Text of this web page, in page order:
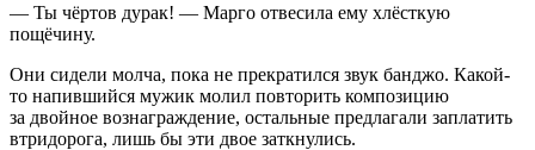
— Ты чёртов дурак! — Марго отвесила ему хлёсткую
пощёчину.
Они сидели молча, пока не прекратился звук банджо. Какой-
то напившийся мужик молил повторить композицию
за двойное вознаграждение, остальные предлагали заплатить
втридорога, лишь бы эти двое заткнулись.